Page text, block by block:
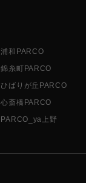
浦和PARCO
錦糸町PARCO
ひばりが丘PARCO
心斎橋PARCO
PARCO_ya上野